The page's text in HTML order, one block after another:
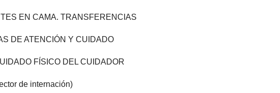
EN CAMA. TRANSFERENCIAS
DE ATENCIÓN Y CUIDADO
FÍSICO DEL CUIDADOR
de internación)